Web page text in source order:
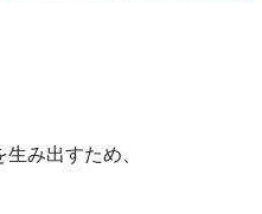
み出すため、